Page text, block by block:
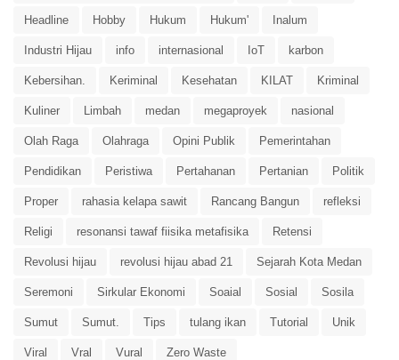
Headline Hobby Hukum Hukum' Inalum
Industri Hijau info internasional IoT karbon
Kebersihan. Keriminal Kesehatan KILAT Kriminal
Kuliner Limbah medan megaproyek nasional
Olah Raga Olahraga Opini Publik Pemerintahan
Pendidikan Peristiwa Pertahanan Pertanian Politik
Proper rahasia kelapa sawit Rancang Bangun refleksi
Religi resonansi tawaf fiisika metafisika Retensi
Revolusi hijau revolusi hijau abad 21 Sejarah Kota Medan
Seremoni Sirkular Ekonomi Soaial Sosial Sosila
Sumut Sumut. Tips tulang ikan Tutorial Unik
Viral Vral Vural Zero Waste